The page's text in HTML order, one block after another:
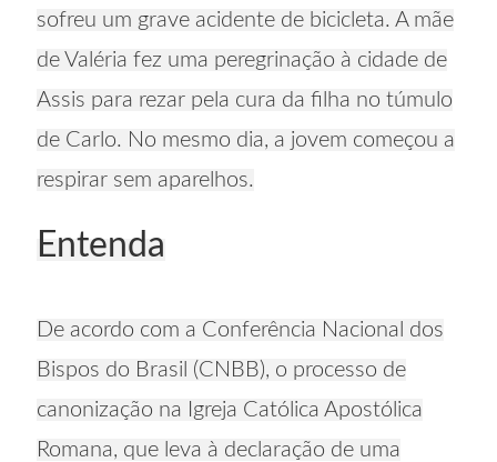
sofreu um grave acidente de bicicleta. A mãe
de Valéria fez uma peregrinação à cidade de
Assis para rezar pela cura da filha no túmulo
de Carlo. No mesmo dia, a jovem começou a
respirar sem aparelhos.
Entenda
De acordo com a Conferência Nacional dos
Bispos do Brasil (CNBB), o processo de
canonização na Igreja Católica Apostólica
Romana, que leva à declaração de uma